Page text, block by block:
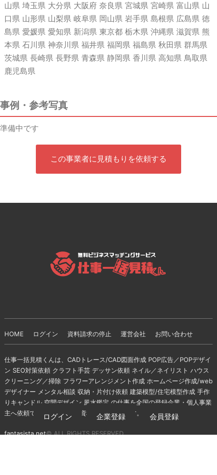
山県 埼玉県 大分県 大阪府 奈良県 宮城県 宮崎県 富山県 山
口県 山形県 山梨県 岐阜県 岡山県 岩手県 島根県 広島県 徳
島県 愛媛県 愛知県 新潟県 東京都 栃木県 沖縄県 滋賀県 熊
本県 石川県 神奈川県 福井県 福岡県 福島県 秋田県 群馬県
茨城県 長崎県 長野県 青森県 静岡県 香川県 高知県 鳥取県
鹿児島県
事例・参考写真
準備中です
この事業者に見積もりを依頼する
HOME ログイン 資料請求の停止 運営会社 お問い合わせ
仕事一括見積くんは、CADトレース/CAD図面作成 POP広告／POPデザイ
ン SEO対策依頼 クラフト手芸 デッサン依頼 ネイル／ネイリスト ハウス
クリーニング／掃除 フラワーアレンジメント作成 ホームページ作成/web
デザイナー メンタル相談 収納・片付け依頼 建築模型/住宅模型作成 手作
りキャンドル 空間デザイン 風水鑑定 の仕事を全国の登録企業・個人事業
主へ依頼できる無料の一括資料請求サイトです。
fantasista.net© ALL RIGHTS RESERVED.
ログイン 企業登録 会員登録